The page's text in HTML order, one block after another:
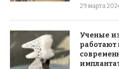
29 марта
Ученые
работают